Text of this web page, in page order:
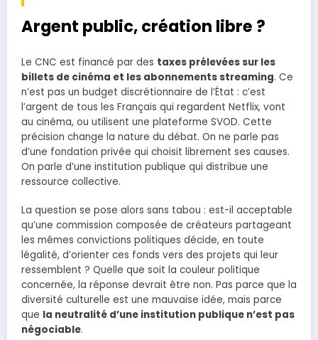
Argent public, création libre ?
Le CNC est financé par des taxes prélevées sur les
billets de cinéma et les abonnements streaming. Ce
n’est pas un budget discrétionnaire de l’État : c’est
l’argent de tous les Français qui regardent Netflix, vont
au cinéma, ou utilisent une plateforme SVOD. Cette
précision change la nature du débat. On ne parle pas
d’une fondation privée qui choisit librement ses causes.
On parle d’une institution publique qui distribue une
ressource collective.
La question se pose alors sans tabou : est-il acceptable
qu’une commission composée de créateurs partageant
les mêmes convictions politiques décide, en toute
légalité, d’orienter ces fonds vers des projets qui leur
ressemblent ? Quelle que soit la couleur politique
concernée, la réponse devrait être non. Pas parce que la
diversité culturelle est une mauvaise idée, mais parce
que la neutralité d’une institution publique n’est pas
négociable.